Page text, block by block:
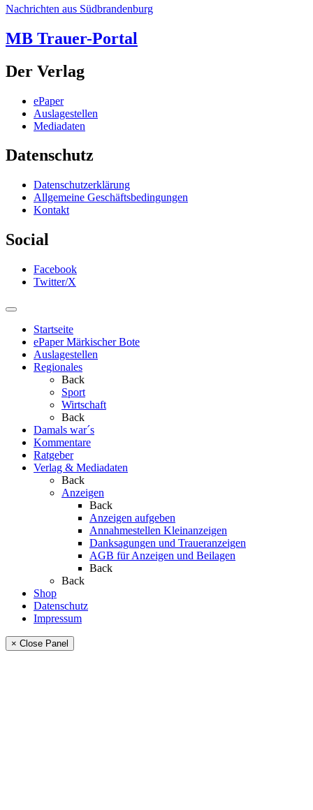
Nachrichten aus Südbrandenburg
MB Trauer-Portal
Der Verlag
ePaper
Auslagestellen
Mediadaten
Datenschutz
Datenschutzerklärung
Allgemeine Geschäftsbedingungen
Kontakt
Social
Facebook
Twitter/X
Startseite
ePaper Märkischer Bote
Auslagestellen
Regionales
Back
Sport
Wirtschaft
Back
Damals war´s
Kommentare
Ratgeber
Verlag & Mediadaten
Back
Anzeigen
Back
Anzeigen aufgeben
Annahmestellen Kleinanzeigen
Danksagungen und Traueranzeigen
AGB für Anzeigen und Beilagen
Back
Back
Shop
Datenschutz
Impressum
× Close Panel